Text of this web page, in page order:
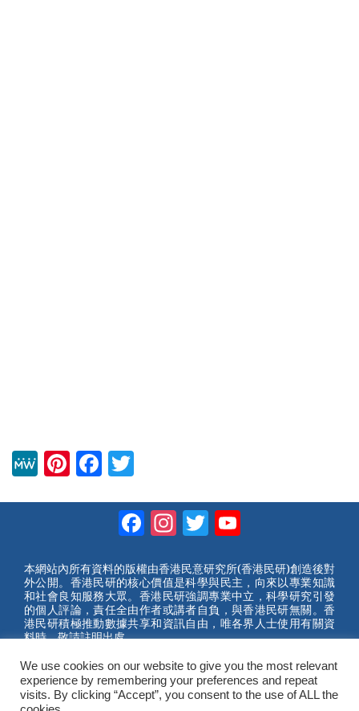
M
Pi
st
F
b
o
o
k
tt
er
Facebook
Instagram
Twitter
本網站內所有資料的版權由香港民意研究所(香港民研)創造後對
外公開。香港民研的核心價值是科學與民主，向來以專業知識
和社會良知服務大眾。香港民研強調專業中立，科學研究引發
的個人評論，責任全由作者或講者自負，與香港民研無關。香
港民研積極推動數據共享和資訊自由，唯各界人士使用有關資
料時，敬請註明出處。
2023 © Hong Kong Public Opinion Research Institute
香港民意研究所 |網站使用條款(英文)
We use cookies on our website to give you the most relevant
experience by remembering your preferences and repeat
visits. By clicking “Accept”, you consent to the use of ALL the